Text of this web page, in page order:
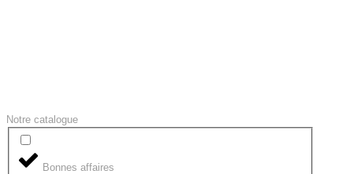
Notre catalogue
Bonnes affaires